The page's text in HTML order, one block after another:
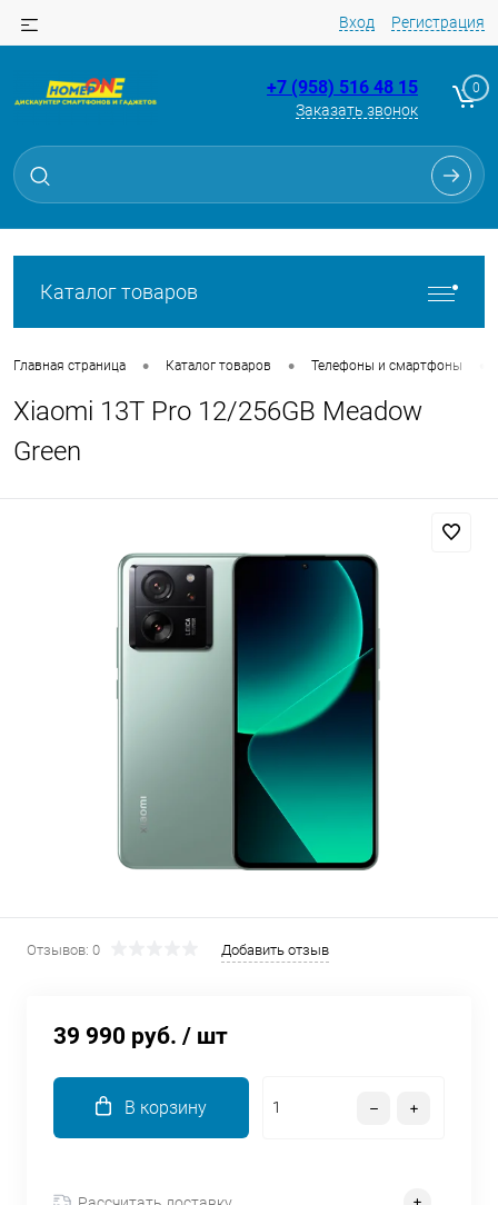
Вход Регистрация
+7 (958) 516 48 15
Заказать звонок
0
Каталог товаров
Главная страница • Каталог товаров • Телефоны и смартфоны
Xiaomi 13T Pro 12/256GB Meadow
Green
Отзывов: 0 Добавить отзыв
39 990 руб. / шт
В корзину
Для клиентов всех банков
Разбейте
без переплат
Сегодня
в корзину
Оплачивайте сегодня только
% картой любого банка
выбранный способом
Оставшиеся
списываться
с вашей карты
Остались вопросы?